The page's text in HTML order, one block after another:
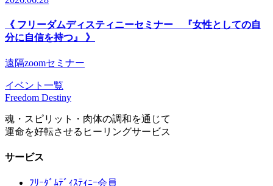
《 フリーダムディスティニーセミナー 『女性としての自
分に自信を持つ』 》
遠隔zoomセミナー
イベント一覧
Freedom Destiny
魂・スピリット・肉体の調和を通じて
運命を好転させるヒーリングサービス
サービス
ﾌﾘｰﾀﾞﾑﾃﾞｨｽﾃｨﾆｰ会員